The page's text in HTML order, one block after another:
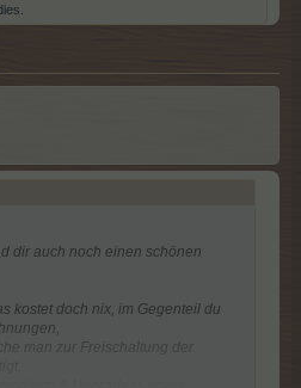
dir auch noch einen schönen
kostet doch nix, im Gegenteil du
man zur Freischaltung der